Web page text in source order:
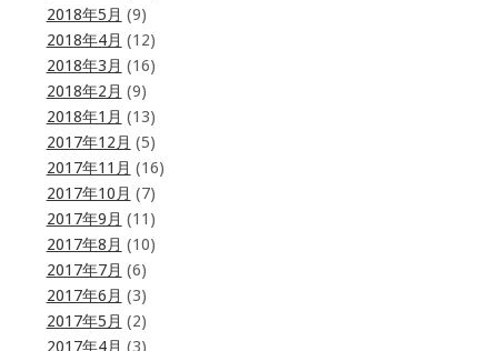
2018年5月 (9)
2018年4月 (12)
2018年3月 (16)
2018年2月 (9)
2018年1月 (13)
2017年12月 (5)
2017年11月 (16)
2017年10月 (7)
2017年9月 (11)
2017年8月 (10)
2017年7月 (6)
2017年6月 (3)
2017年5月 (2)
2017年4月 (3)